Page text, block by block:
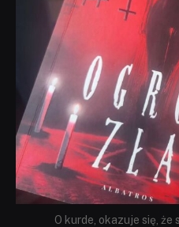
O kurde, okazuje się, że